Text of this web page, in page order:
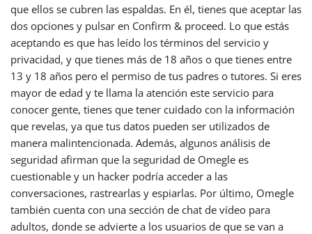
que ellos se cubren las espaldas. En él, tienes que aceptar las
dos opciones y pulsar en Confirm & proceed. Lo que estás
aceptando es que has leído los términos del servicio y
privacidad, y que tienes más de 18 años o que tienes entre
13 y 18 años pero el permiso de tus padres o tutores. Si eres
mayor de edad y te llama la atención este servicio para
conocer gente, tienes que tener cuidado con la información
que revelas, ya que tus datos pueden ser utilizados de
manera malintencionada. Además, algunos análisis de
seguridad afirman que la seguridad de Omegle es
cuestionable y un hacker podría acceder a las
conversaciones, rastrearlas y espiarlas. Por último, Omegle
también cuenta con una sección de chat de vídeo para
adultos, donde se advierte a los usuarios de que se van a